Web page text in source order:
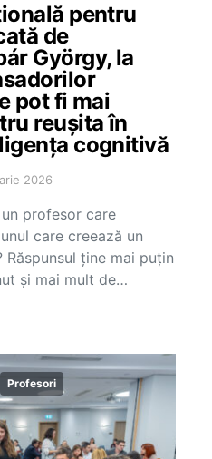
pentru
de
György, la
pot fi mai
reușita în
cognitivă
2026
profesor care
care creează un
ține mai puțin
și mai mult de…
Profesori